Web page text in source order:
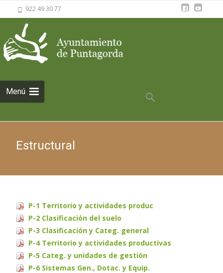
922 49 30 77
Menú
Saltar al
contenido
Buscar:
Estructural
P-1 Territorio y actividades produc
P-2 Clasificación del suelo
P-3 Clasificación y Categ. general
P-4 Territorio y actividades productivas
P-5 Categ. y unidades de gestión
P-6 Sistemas Gen., Dotac. y Equip.